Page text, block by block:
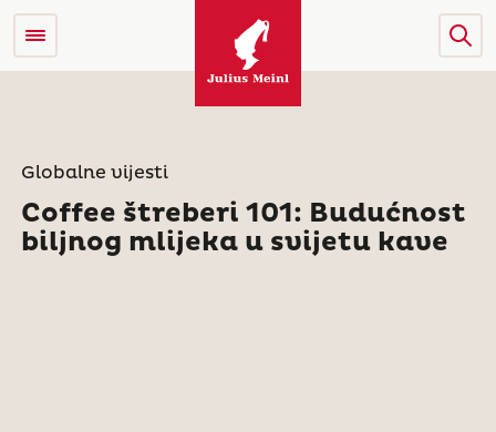
Globalne vijesti
Coffee štreberi 101: Budućnost
biljnog mlijeka u svijetu kave